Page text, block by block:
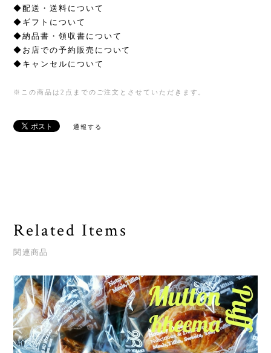
◆配送・送料について
◆ギフトについて
◆納品書・領収書について
◆お店での予約販売について
◆キャンセルについて
※この商品は2点までのご注文とさせていただきます。
通報する
Related Items
関連商品